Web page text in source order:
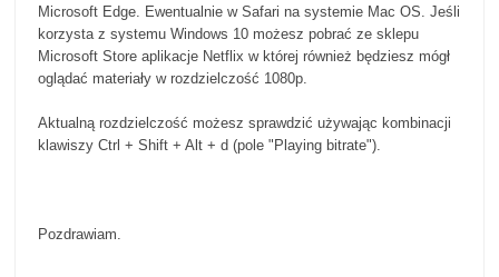
Microsoft Edge. Ewentualnie w Safari na systemie Mac OS. Jeśli
korzysta z systemu Windows 10 możesz pobrać ze sklepu
Microsoft Store aplikacje Netflix w której również będziesz mógł
oglądać materiały w rozdzielczość 1080p.
Aktualną rozdzielczość możesz sprawdzić używając kombinacji
klawiszy Ctrl + Shift + Alt + d (pole "Playing bitrate").
Pozdrawiam.